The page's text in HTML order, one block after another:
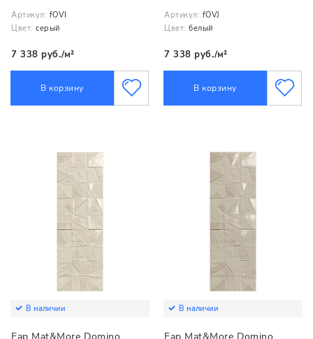
Артикул: fOVI
Цвет: серый
7 338 руб./м²
В корзину
Артикул: fOVJ
Цвет: белый
7 338 руб./м²
В корзину
В наличии
Fap Mat&More Domino
В наличии
Fap Mat&More Domino